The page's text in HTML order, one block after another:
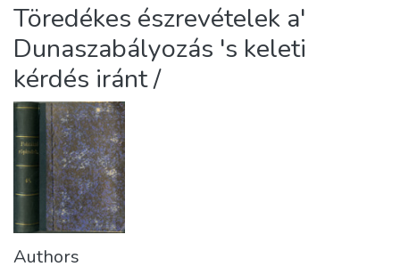
Statistics
About us
Töredékes észrevételek a'
Dunaszabályozás 's keleti
kérdés iránt /
Authors